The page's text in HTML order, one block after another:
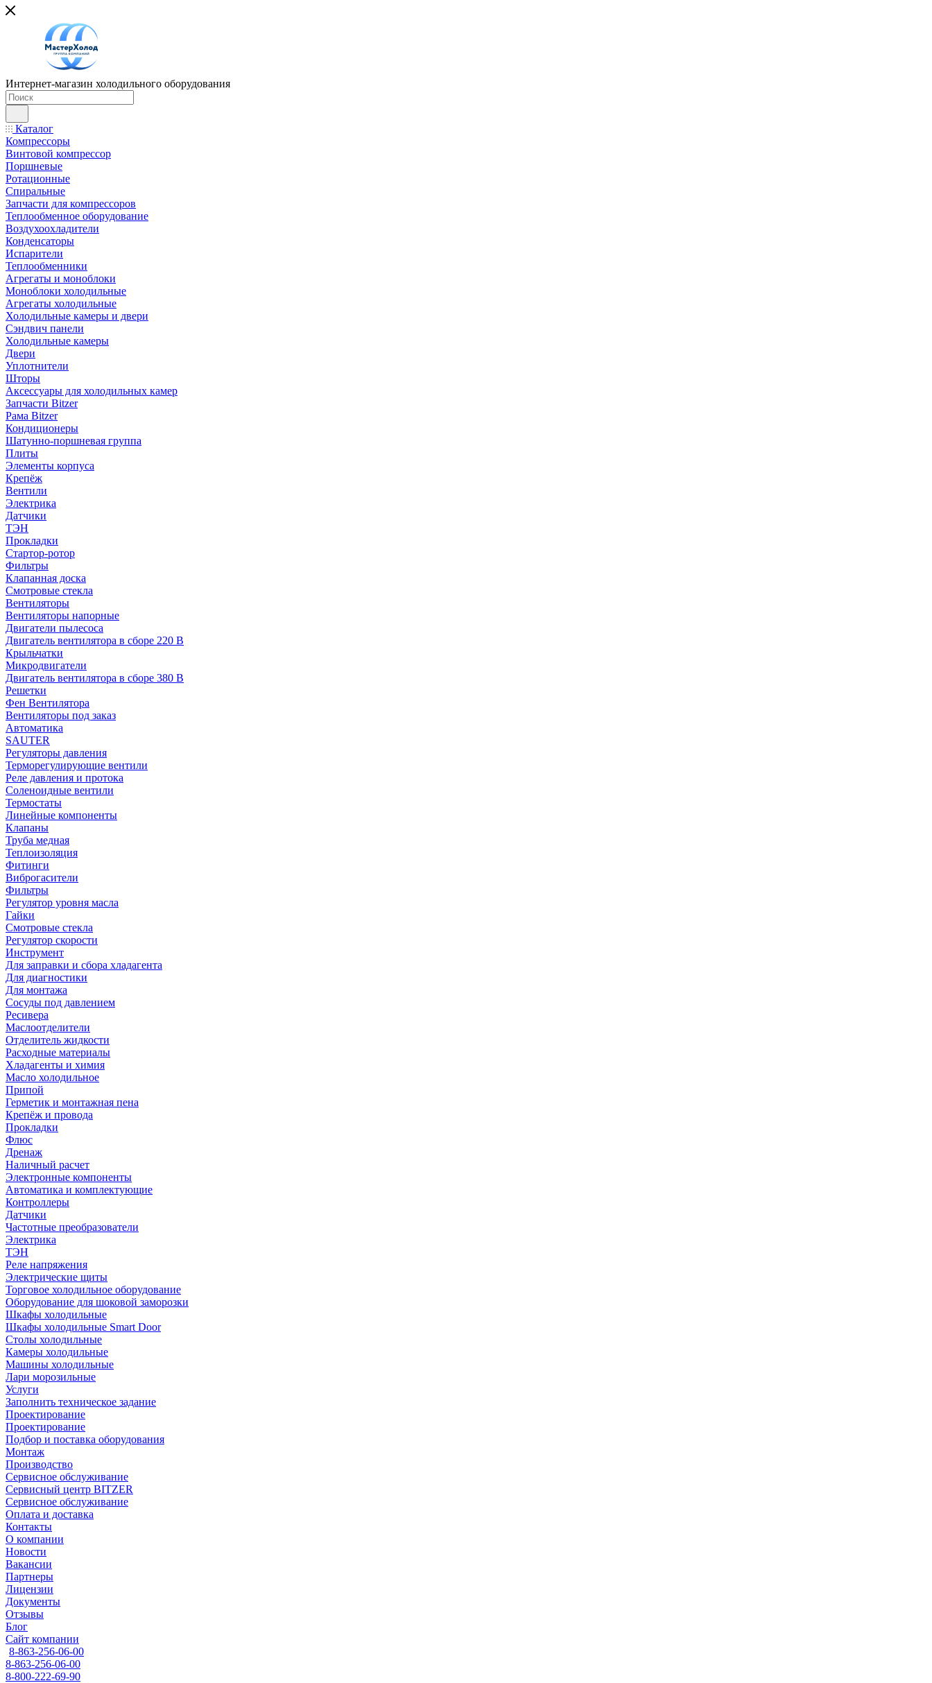
Интернет-магазин холодильного оборудования
Каталог
Компрессоры
Винтовой компрессор
Поршневые
Ротационные
Спиральные
Запчасти для компрессоров
Теплообменное оборудование
Воздухоохладители
Конденсаторы
Испарители
Теплообменники
Агрегаты и моноблоки
Моноблоки холодильные
Агрегаты холодильные
Холодильные камеры и двери
Сэндвич панели
Холодильные камеры
Двери
Уплотнители
Шторы
Аксессуары для холодильных камер
Запчасти Bitzer
Рама Bitzer
Кондиционеры
Шатунно-поршневая группа
Плиты
Элементы корпуса
Крепёж
Вентили
Электрика
Датчики
ТЭН
Прокладки
Стартор-ротор
Фильтры
Клапанная доска
Смотровые стекла
Вентиляторы
Вентиляторы напорные
Двигатели пылесоса
Двигатель вентилятора в сборе 220 В
Крыльчатки
Микродвигатели
Двигатель вентилятора в сборе 380 В
Решетки
Фен Вентилятора
Вентиляторы под заказ
Автоматика
SAUTER
Регуляторы давления
Терморегулирующие вентили
Реле давления и протока
Соленоидные вентили
Термостаты
Линейные компоненты
Клапаны
Труба медная
Теплоизоляция
Фитинги
Виброгасители
Фильтры
Регулятор уровня масла
Гайки
Смотровые стекла
Регулятор скорости
Инструмент
Для заправки и сбора хладагента
Для диагностики
Для монтажа
Сосуды под давлением
Ресивера
Маслоотделители
Отделитель жидкости
Расходные материалы
Хладагенты и химия
Масло холодильное
Припой
Герметик и монтажная пена
Крепёж и провода
Прокладки
Флюс
Дренаж
Наличный расчет
Электронные компоненты
Автоматика и комплектующие
Контроллеры
Датчики
Частотные преобразователи
Электрика
ТЭН
Реле напряжения
Электрические щиты
Торговое холодильное оборудование
Оборудование для шоковой заморозки
Шкафы холодильные
Шкафы холодильные Smart Door
Столы холодильные
Камеры холодильные
Машины холодильные
Лари морозильные
Услуги
Заполнить техническое задание
Проектирование
Проектирование
Подбор и поставка оборудования
Монтаж
Производство
Сервисное обслуживание
Сервисный центр BITZER
Сервисное обслуживание
Оплата и доставка
Контакты
О компании
Новости
Вакансии
Партнеры
Лицензии
Документы
Отзывы
Блог
Сайт компании
8-863-256-06-00
8-863-256-06-00
8-800-222-69-90